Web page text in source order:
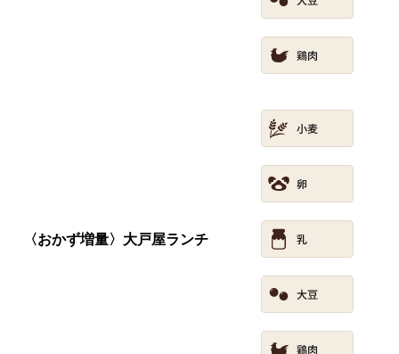
〈おかず増量〉大戸屋ランチ